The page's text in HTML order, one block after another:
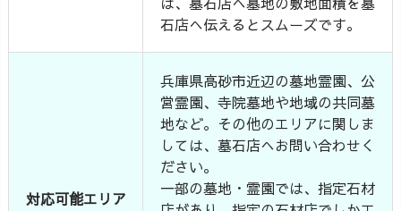
石店へ伝えるとスムーズです。
対応可能エリア
兵庫県高砂市近辺の墓地霊園、公
営霊園、寺院墓地や地域の共同墓
地など。その他のエリアに関しま
しては、墓石店へお問い合わせく
ださい。
一部の墓地・霊園では、指定石材